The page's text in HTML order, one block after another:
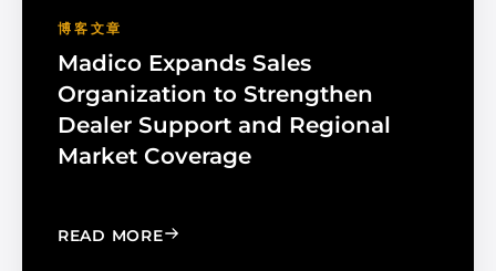
博客文章
Madico Expands Sales
Organization to Strengthen
Dealer Support and Regional
Market Coverage
READ MORE: MADICO EXPANDS SALES